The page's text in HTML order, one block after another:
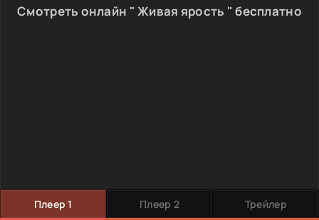
Смотреть онлайн " Живая ярость " бесплатно
Плеер 1 Плеер 2 Трейлер